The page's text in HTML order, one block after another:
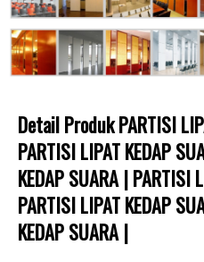
Detail Produk PARTISI
PARTISI LIPAT KEDAP
KEDAP SUARA | PARTISI
PARTISI LIPAT KEDAP
KEDAP SUARA |